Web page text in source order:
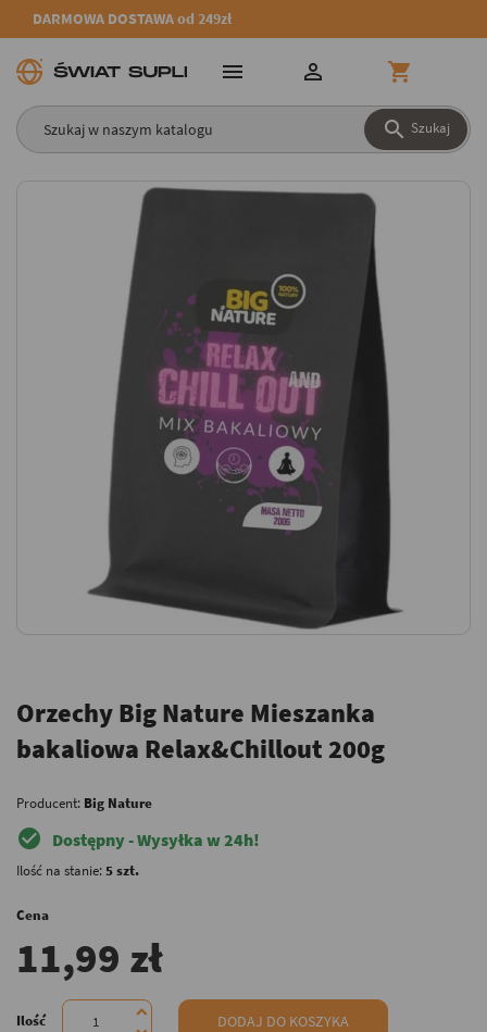
DARMOWA DOSTAWA od 249zł
 Szukaj
  
Orzechy Big Nature Mieszanka
bakaliowa Relax&Chillout 200g
Producent: Big Nature
check_circle Dostępny - Wysyłka w 24h!
Ilość na stanie:5 szt.
Cena
11,99 zł
Ilość DODAJ DO KOSZYKA